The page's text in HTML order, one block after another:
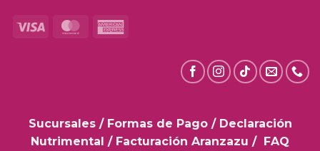
Visa MasterCard
Sucursales / Formas de Pago/ Declaración
Nutrimental / Facturación Aranzazu / FAQ